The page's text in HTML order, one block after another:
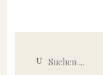
Suchen